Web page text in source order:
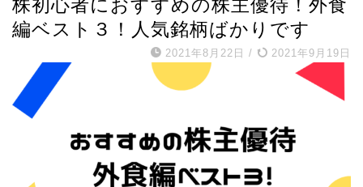
株初心者におすすめの株主優待！外食
編ベスト３！人気銘柄ばかりです
2021年8月22日 / 2021年9月19日